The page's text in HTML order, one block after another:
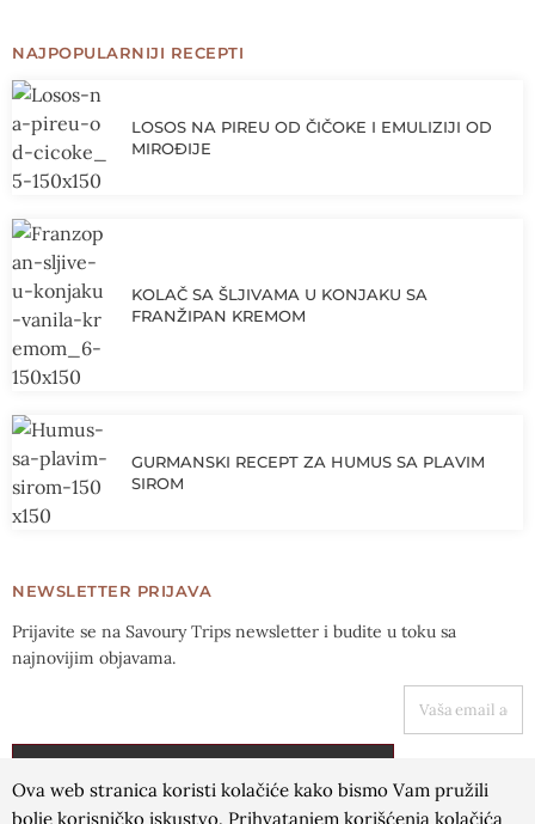
NAJPOPULARNIJI RECEPTI
LOSOS NA PIREU OD ČIČOKE I EMULIZIJI OD
MIROĐIJE
KOLAČ SA ŠLJIVAMA U KONJAKU SA
FRANŽIPAN KREMOM
GURMANSKI RECEPT ZA HUMUS SA PLAVIM
SIROM
NEWSLETTER PRIJAVA
Prijavite se na Savoury Trips newsletter i budite u toku sa
najnovijim objavama.
Ova web stranica koristi kolačiće kako bismo Vam pružili
bolje korisničko iskustvo. Prihvatanjem korišćenja kolačića